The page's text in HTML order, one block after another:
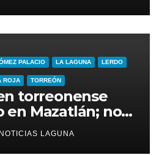
PALACIO LA LAGUNA LERDO
ROJA TORREÓN
torreonense
en Mazatlán; no
el 23 de julio
NOTICIAS LAGUNA